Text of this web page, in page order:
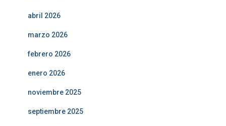
abril 2026
marzo 2026
febrero 2026
enero 2026
noviembre 2025
septiembre 2025